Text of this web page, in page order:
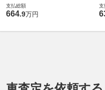
支払総額
664.9万円
支